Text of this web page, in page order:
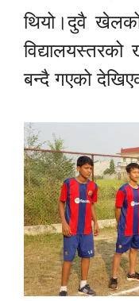
थियो।दुवै
बन्दै गएको